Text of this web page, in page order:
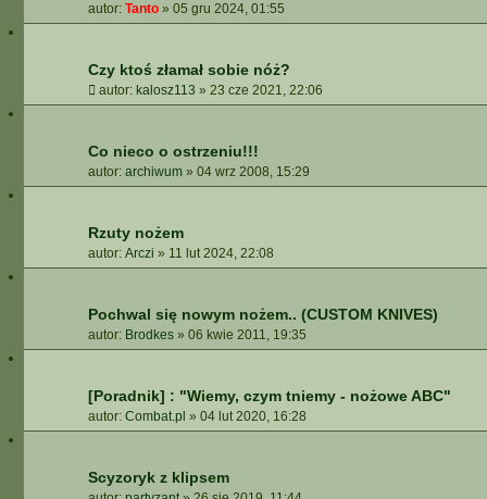
autor: Tanto » 05 gru 2024, 01:55
Czy ktoś złamał sobie nóż?
autor: kalosz113 » 23 cze 2021, 22:06
Co nieco o ostrzeniu!!!
autor: archiwum » 04 wrz 2008, 15:29
Rzuty nożem
autor: Arczi » 11 lut 2024, 22:08
Pochwal się nowym nożem.. (CUSTOM KNIVES)
autor: Brodkes » 06 kwie 2011, 19:35
[Poradnik] : "Wiemy, czym tniemy - nożowe ABC"
autor: Combat.pl » 04 lut 2020, 16:28
Scyzoryk z klipsem